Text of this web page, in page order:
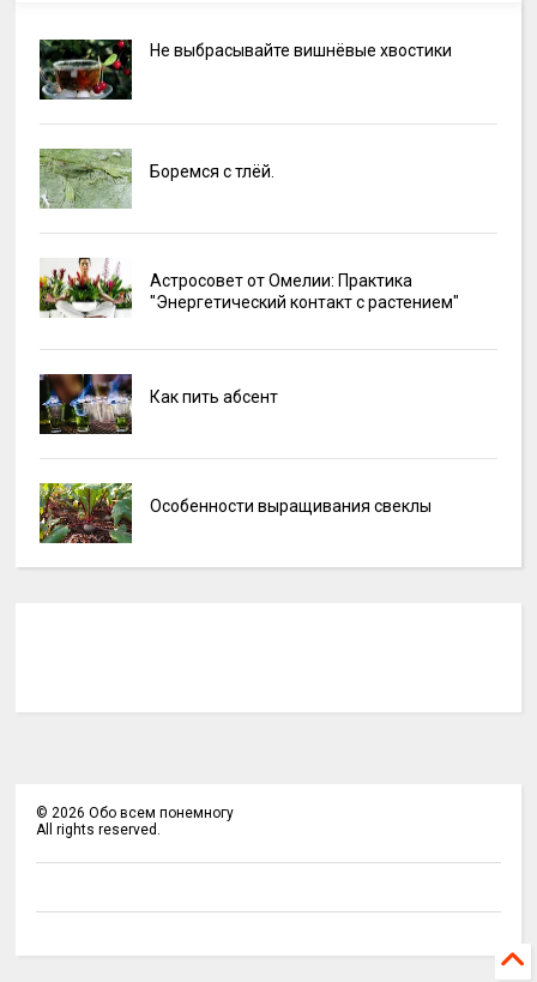
Не выбрасывайте вишнёвые хвостики
Боремся с тлёй.
Астросовет от Омелии: Практика
"Энергетический контакт с растением"
Как пить абсент
Особенности выращивания свеклы
© 2026 Обо всем понемногу
All rights reserved.